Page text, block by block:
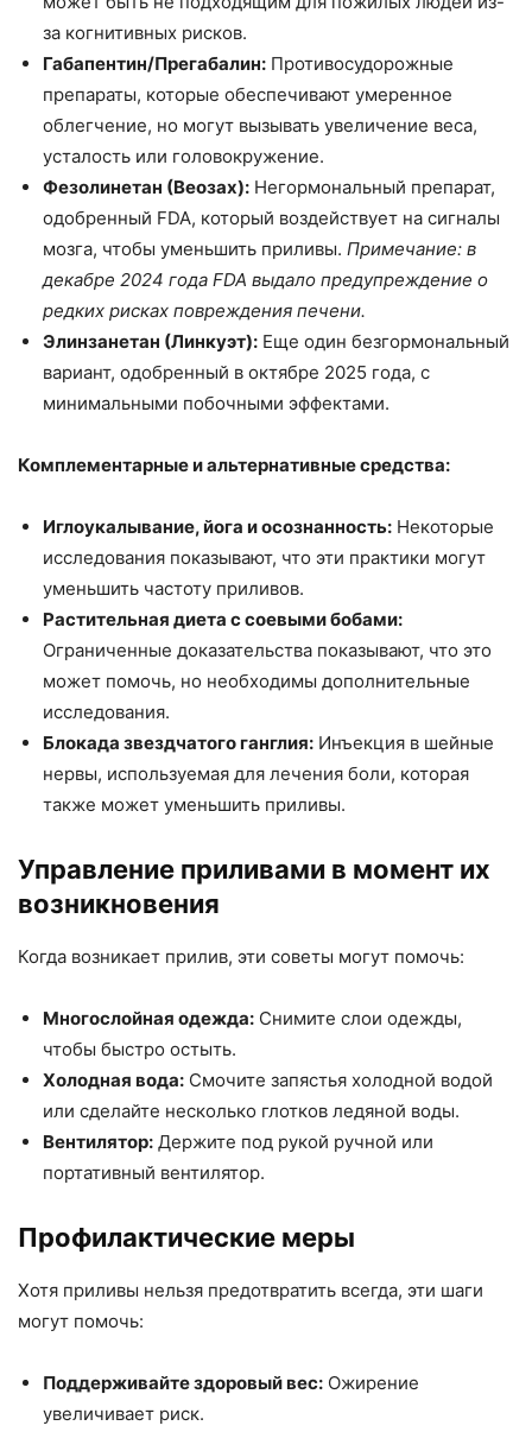
за когнитивных рисков.
Габапентин/Прегабалин: Противосудорожные
препараты, которые обеспечивают умеренное
облегчение, но могут вызывать увеличение веса,
усталость или головокружение.
Фезолинетан (Веозах): Негормональный препарат,
одобренный FDA, который воздействует на сигналы
мозга, чтобы уменьшить приливы. Примечание: в
декабре 2024 года FDA выдало предупреждение о
редких рисках повреждения печени.
Элинзанетан (Линкуэт): Еще один безгормональный
вариант, одобренный в октябре 2025 года, с
минимальными побочными эффектами.
Комплементарные и альтернативные средства:
Иглоукалывание, йога и осознанность: Некоторые
исследования показывают, что эти практики могут
уменьшить частоту приливов.
Растительная диета с соевыми бобами:
Ограниченные доказательства показывают, что это
может помочь, но необходимы дополнительные
исследования.
Блокада звездчатого ганглия: Инъекция в шейные
нервы, используемая для лечения боли, которая
также может уменьшить приливы.
Управление приливами в момент их
возникновения
Когда возникает прилив, эти советы могут помочь:
Многослойная одежда: Снимите слои одежды,
чтобы быстро остыть.
Холодная вода: Смочите запястья холодной водой
или сделайте несколько глотков ледяной воды.
Вентилятор: Держите под рукой ручной или
портативный вентилятор.
Профилактические меры
Хотя приливы нельзя предотвратить всегда, эти шаги
могут помочь:
Поддерживайте здоровый вес: Ожирение
увеличивает риск.